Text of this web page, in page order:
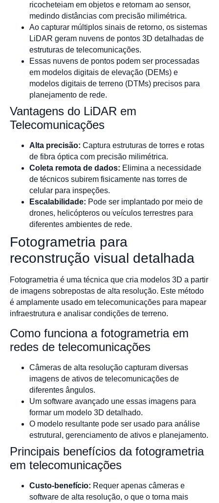
ricocheteiam em objetos e retornam ao sensor,
medindo distâncias com precisão milimétrica.
Ao capturar múltiplos sinais de retorno, os sistemas
LiDAR geram nuvens de pontos 3D detalhadas de
estruturas de telecomunicações.
Essas nuvens de pontos podem ser processadas
em modelos digitais de elevação (DEMs) e
modelos digitais de terreno (DTMs) precisos para
planejamento de rede.
Vantagens do LiDAR em
Telecomunicações
Alta precisão: Captura estruturas de torres e rotas
de fibra óptica com precisão milimétrica.
Coleta remota de dados: Elimina a necessidade
de técnicos subirem fisicamente nas torres de
celular para inspeções.
Escalabilidade: Pode ser implantado por meio de
drones, helicópteros ou veículos terrestres para
diferentes ambientes de rede.
Fotogrametria para
reconstrução visual detalhada
Fotogrametria é uma técnica que cria modelos 3D a partir
de imagens sobrepostas de alta resolução. Este método
é amplamente usado em telecomunicações para mapear
infraestrutura e analisar condições de terreno.
Como funciona a fotogrametria em
redes de telecomunicações
Câmeras de alta resolução capturam diversas
imagens de ativos de telecomunicações de
diferentes ângulos.
Um software avançado une essas imagens para
formar um modelo 3D detalhado.
O modelo resultante pode ser usado para análise
estrutural, gerenciamento de ativos e planejamento.
Principais benefícios da fotogrametria
em telecomunicações
Custo-benefício: Requer apenas câmeras e
software de alta resolução, o que o torna mais